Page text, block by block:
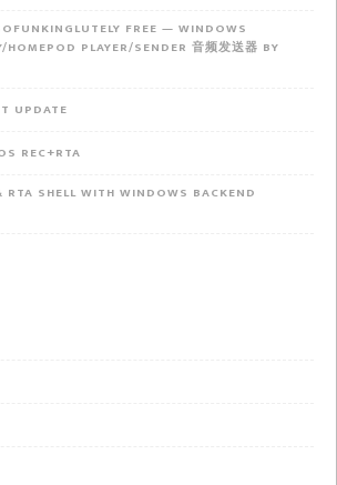
FREE — WINDOWS
HOMEPOD PLAYER/SENDER 音频发送器 BY
UPDATE
REC+RTA
RTA SHELL WITH WINDOWS BACKEND